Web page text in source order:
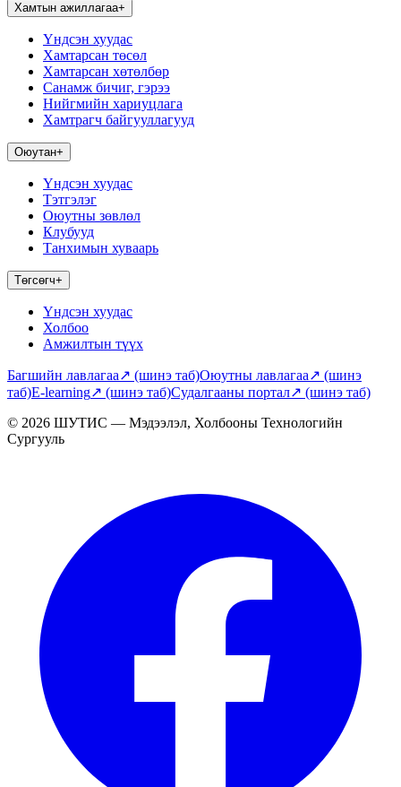
Хамтын ажиллагаа+
Үндсэн хуудас
Хамтарсан төсөл
Хамтарсан хөтөлбөр
Санамж бичиг, гэрээ
Нийгмийн хариуцлага
Хамтрагч байгууллагууд
Оюутан+
Үндсэн хуудас
Тэтгэлэг
Оюутны зөвлөл
Клубууд
Танхимын хуваарь
Төгсөгч+
Үндсэн хуудас
Холбоо
Амжилтын түүх
Багшийн лавлагаа↗ (шинэ таб)Оюутны лавлагаа↗ (шинэ
таб)E-learning↗ (шинэ таб)Судалгааны портал↗ (шинэ таб)
© 2026 ШУТИС — Мэдээлэл, Холбооны Технологийн
Сургууль